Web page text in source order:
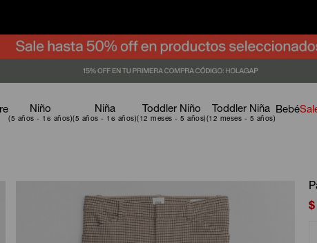
Niño Niña Toddler Niño Toddler Niña Bebé
$